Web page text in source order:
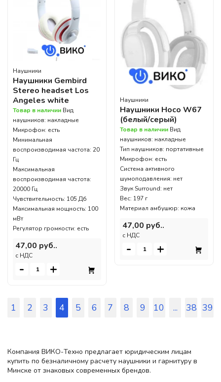
Наушники
Наушники Gembird
Stereo headset Los
Angeles white
Товар в наличии Вид
наушников: накладные
Микрофон: есть
Минимальная
воспроизводимая частота: 20
Гц
Максимальная
воспроизводимая частота:
20000 Гц
Чувствительность: 105 Дб
Максимальная мощность: 100
мВт
Регулятор громкости: есть
47,00 руб..
c НДС
- +
Наушники
Наушники Hoco W67
(белый/серый)
Товар в наличии Вид
наушников: накладные
Тип наушников: портативные
Микрофон: есть
Система активного
шумоподавления: нет
Звук Surround: нет
Вес: 197 г
Материал амбушюр: кожа
47,00 руб..
c НДС
- +
1 2 3 4 5 6 7 8 9 10 ... 38 39
Компания ВИКО-Техно предлагает юридическим лицам
купить по безналичному расчету наушники и гарнитуру в
Минске от знаковых современных брендов.